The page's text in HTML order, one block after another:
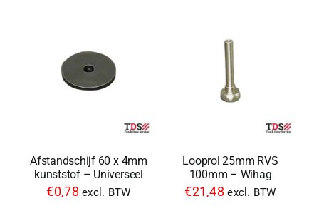
Afstandschijf 60 x 4mm
kunststof – Universeel
€0,78 excl. BTW
Looprol 25mm RVS
100mm – Wihag
€21,48 excl. BTW